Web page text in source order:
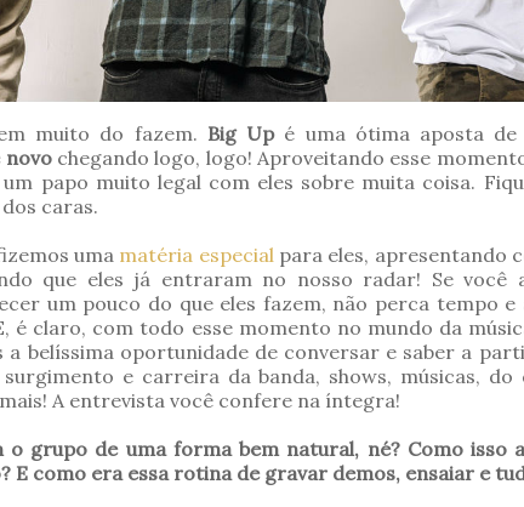
muito do fazem. Big Upé uma ótima aposta de
novochegando logo, logo! Aproveitando esse
papo muito legal com eles sobre muita coisa.
caras.
uma matéria especial para eles, apresentando
que eles já entraram no nosso radar! Se você
um pouco do que eles fazem, não perca tempo e
é claro, com todo esse momento no mundo da
a belíssima oportunidade de conversar e saber a
e carreira da banda, shows, músicas, do
A entrevista você confere na íntegra!
o grupo de uma forma bem natural, né? Como isso
E como era essa rotina de gravar demos, ensaiar e